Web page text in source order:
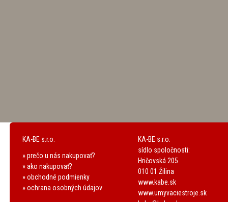
KA-BE s.r.o.
» prečo u nás nakupovať?
» ako nakupovať?
» obchodné podmienky
» ochrana osobných údajov
KA-BE s.r.o.
sídlo spoločnosti:
Hričovská 205
010 01 Žilina
www.kabe.sk
www.umyvaciestroje.sk